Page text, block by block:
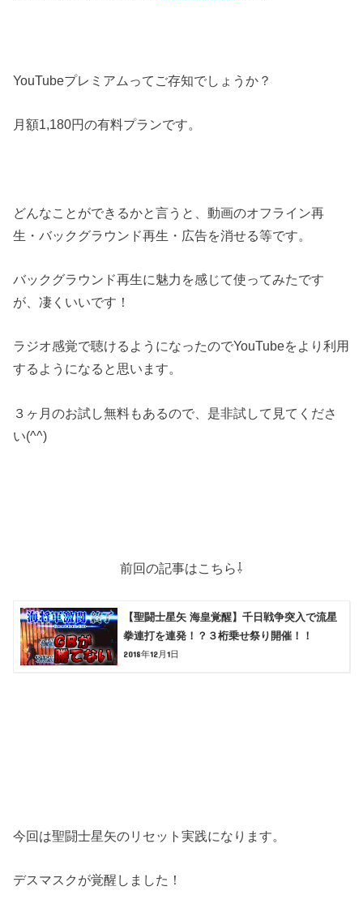
k
YouTubeプレミアムってご存知でしょうか？
月額1,180円の有料プランです。
どんなことができるかと言うと、動画のオフライン再
生・バックグラウンド再生・広告を消せる等です。
バックグラウンド再生に魅力を感じて使ってみたです
が、凄くいいです！
ラジオ感覚で聴けるようになったのでYouTubeをより利用
するようになると思います。
３ヶ月のお試し無料もあるので、是非試して見てくださ
い(^^)
前回の記事はこちら⇩
【聖闘士星矢 海皇覚醒】千日戦争突入で流星
拳連打を連発！？３桁乗せ祭り開催！！
2018年12月1日
今回は聖闘士星矢のリセット実践になります。
デスマスクが覚醒しました！